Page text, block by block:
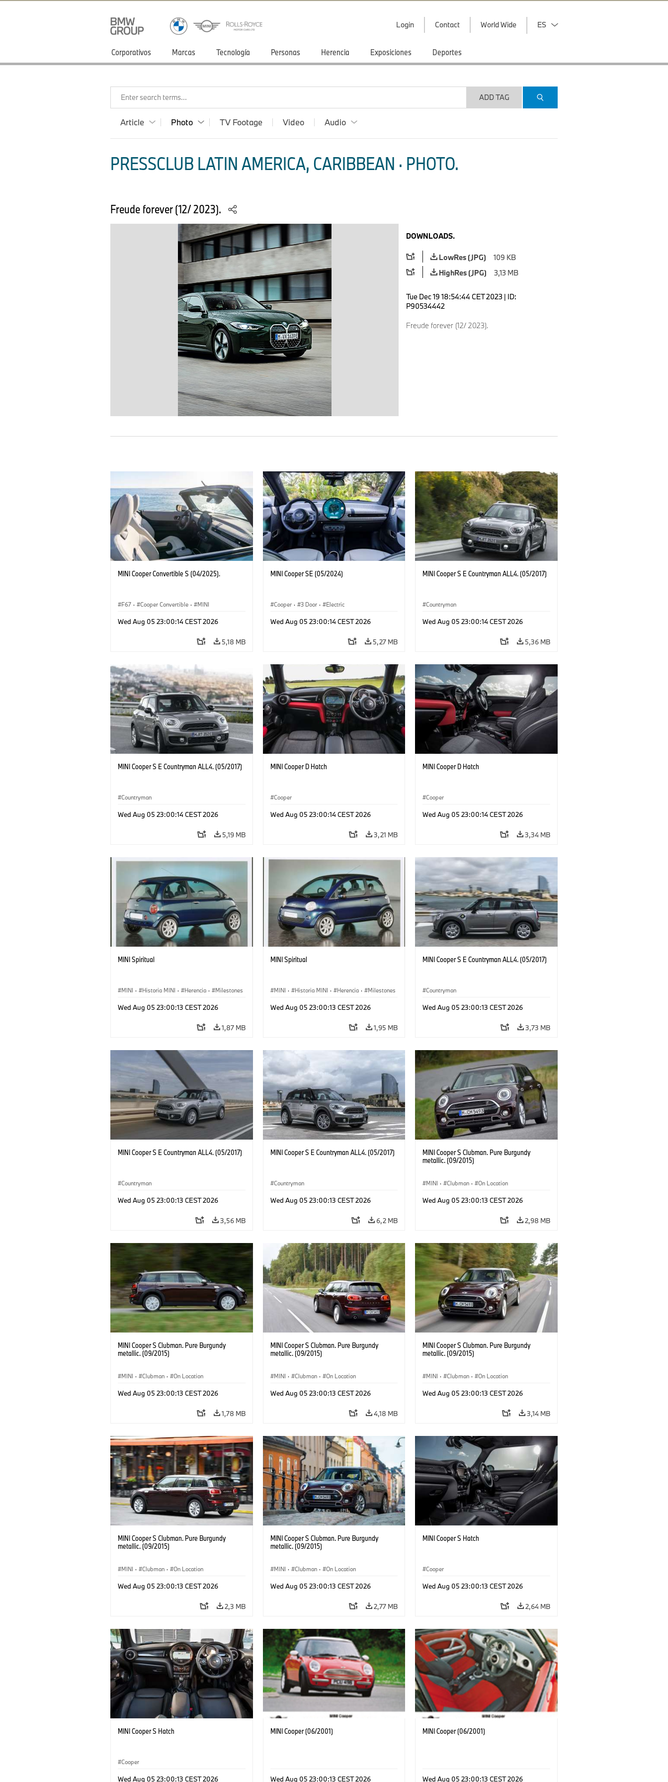
Login Contact World Wide ES
Corporativos Marcas Tecnología Personas Herencia Exposiciones Deportes
Enter search terms... ADD TAG
Article Photo TV Footage Video Audio
PRESSCLUB LATIN AMERICA, CARIBBEAN · PHOTO.
Freude forever (12/ 2023).
DOWNLOADS.
LowRes (JPG)
109 KB
HighRes (JPG)
3,13 MB
Tue Dec 19 18:54:44 CET 2023 | ID:
P90534442
Freude forever (12/ 2023).
MINI Cooper Convertible S (04/2025).
F67 · Cooper Convertible · MINI
Wed Aug 05 23:00:14 CEST 2026
5,18 MB
MINI Cooper SE (05/2024)
Cooper · 3 Door · Electric
Wed Aug 05 23:00:14 CEST 2026
5,27 MB
MINI Cooper S E Countryman ALL4. (05/2017)
Countryman
Wed Aug 05 23:00:14 CEST 2026
5,36 MB
MINI Cooper S E Countryman ALL4. (05/2017)
Countryman
Wed Aug 05 23:00:14 CEST 2026
5,19 MB
MINI Cooper D Hatch
Cooper
Wed Aug 05 23:00:14 CEST 2026
3,21 MB
MINI Cooper D Hatch
Cooper
Wed Aug 05 23:00:14 CEST 2026
3,34 MB
MINI Spiritual
MINI · Historia MINI · Herencia · Milestones
Wed Aug 05 23:00:13 CEST 2026
1,87 MB
MINI Spiritual
MINI · Historia MINI · Herencia · Milestones
Wed Aug 05 23:00:13 CEST 2026
1,95 MB
MINI Cooper S E Countryman ALL4. (05/2017)
Countryman
Wed Aug 05 23:00:13 CEST 2026
3,73 MB
MINI Cooper S E Countryman ALL4. (05/2017)
Countryman
Wed Aug 05 23:00:13 CEST 2026
3,56 MB
MINI Cooper S E Countryman ALL4. (05/2017)
Countryman
Wed Aug 05 23:00:13 CEST 2026
6,2 MB
MINI Cooper S Clubman. Pure Burgundy
metallic. (09/2015)
MINI · Clubman · On Location
Wed Aug 05 23:00:13 CEST 2026
2,98 MB
MINI Cooper S Clubman. Pure Burgundy
metallic. (09/2015)
MINI · Clubman · On Location
Wed Aug 05 23:00:13 CEST 2026
1,78 MB
MINI Cooper S Clubman. Pure Burgundy
metallic. (09/2015)
MINI · Clubman · On Location
Wed Aug 05 23:00:13 CEST 2026
4,18 MB
MINI Cooper S Clubman. Pure Burgundy
metallic. (09/2015)
MINI · Clubman · On Location
Wed Aug 05 23:00:13 CEST 2026
3,14 MB
MINI Cooper S Clubman. Pure Burgundy
metallic. (09/2015)
MINI · Clubman · On Location
Wed Aug 05 23:00:13 CEST 2026
2,3 MB
MINI Cooper S Clubman. Pure Burgundy
metallic. (09/2015)
MINI · Clubman · On Location
Wed Aug 05 23:00:13 CEST 2026
2,77 MB
MINI Cooper S Hatch
Cooper
Wed Aug 05 23:00:13 CEST 2026
2,64 MB
MINI Cooper S Hatch
Cooper
Wed Aug 05 23:00:13 CEST 2026
MINI Cooper (06/2001)
Wed Aug 05 23:00:13 CEST 2026
MINI Cooper (06/2001)
Wed Aug 05 23:00:13 CEST 2026